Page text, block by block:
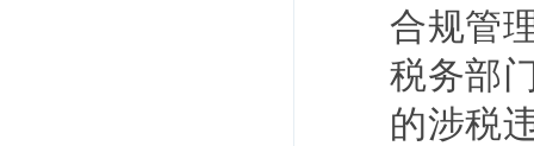
合规管
税务部
的涉税